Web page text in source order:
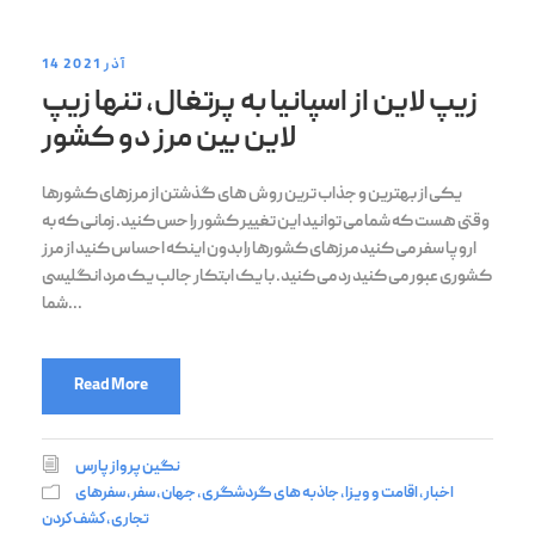
14 آذر 2021
زیپ لاین از اسپانیا به پرتغال، تنها زیپ
لاین بین مرز دو کشور
یکی از بهترین و جذاب ترین روش های گذشتن از مرزهای کشورها
وقتی هست که شما می توانید این تغییر کشور را حس کنید. زمانی که به
اروپا سفر می کنید مرزهای کشورها را بدون اینکه احساس کنید از مرز
کشوری عبور می کنید رد می کنید. با یک ابتکار جالب یک مرد انگلیسی
شما...
Read More
نگین پرواز پارس
اخبار,اقامت و ویزا,جاذبه های گردشگری,جهان,سفر,سفرهای
تجاری,كشف كردن